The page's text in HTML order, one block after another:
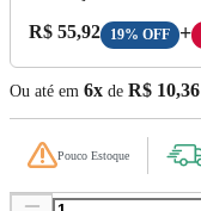
Preço A Vista:
R$ 55,92 19% OFF +
Ou até em 6x de R$ 10,36
Pouco Estoque